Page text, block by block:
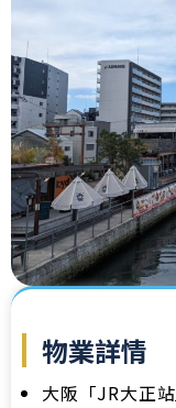
物業詳情
大阪「JR大正